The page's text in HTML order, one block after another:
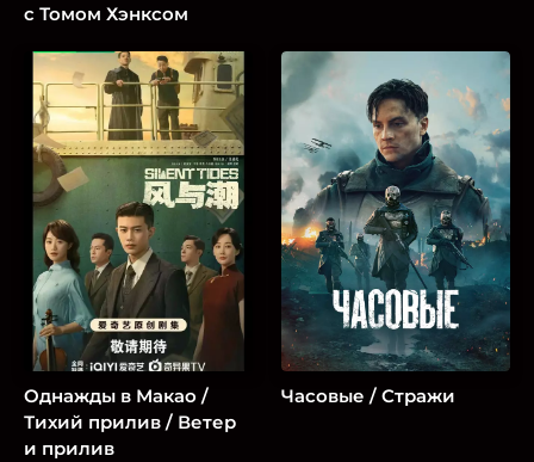
с Томом Хэнксом
Однажды в Макао /
Тихий прилив / Ветер
и прилив
Часовые / Стражи